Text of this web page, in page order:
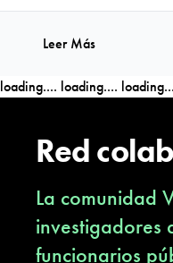
Leer Más
loading.... loading....
Red
La comunidad
investigadores
funcionarios